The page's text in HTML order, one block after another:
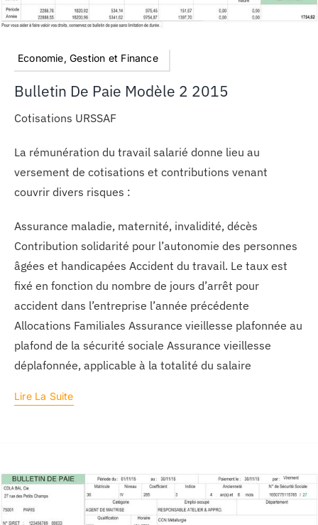
Economie, Gestion et Finance
Bulletin De Paie Modèle 2 2015
Cotisations URSSAF
La rémunération du travail salarié donne lieu au
versement de cotisations et contributions venant
couvrir divers risques :
Assurance maladie, maternité, invalidité, décès
Contribution solidarité pour l’autonomie des personnes
âgées et handicapées Accident du travail. Le taux est
fixé en fonction du nombre de jours d’arrêt pour
accident dans l’entreprise l’année précédente
Allocations Familiales Assurance vieillesse plafonnée au
plafond de la sécurité sociale Assurance vieillesse
déplafonnée, applicable à la totalité du salaire
Lire La Suite